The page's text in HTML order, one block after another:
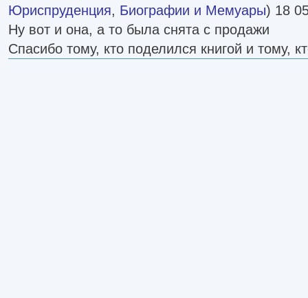
Юриспруденция, Биографии и Мемуары) 18
Ну вот и она, а то была снята с продажи
Спасибо тому, кто поделился книгой и тому,